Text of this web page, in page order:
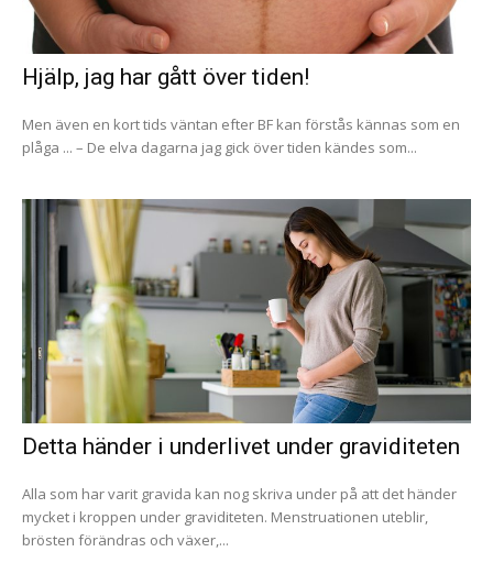
Hjälp, jag har gått över tiden!
Men även en kort tids väntan efter BF kan förstås kännas som en
plåga ... – De elva dagarna jag gick över tiden kändes som...
Detta händer i underlivet under graviditeten
Alla som har varit gravida kan nog skriva under på att det händer
mycket i kroppen under graviditeten. Menstruationen uteblir,
brösten förändras och växer,...